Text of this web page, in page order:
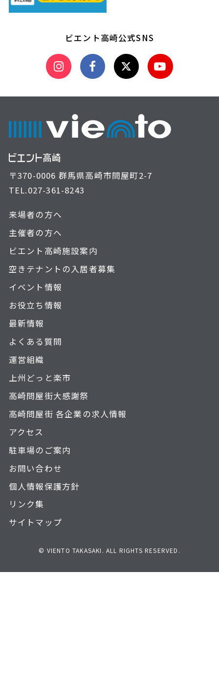
ビエント高崎公式SNS
〒370-0006 群馬県高崎市問屋町2-7
TEL.027-361-8243
来場者の方へ
主催者の方へ
ビエント高崎施設案内
空きテナントの入居者募集
イベント情報
お役立ち情報
最新情報
よくある質問
運営組織
上州どっと楽市
高崎問屋街大感謝祭
高崎問屋街 各企業の求人情報
アクセス
駐車場のご案内
お問い合わせ
個人情報保護方針
リンク集
サイトマップ
© VIENTO TAKASAKI. ALL RIGHTS RESERVED.